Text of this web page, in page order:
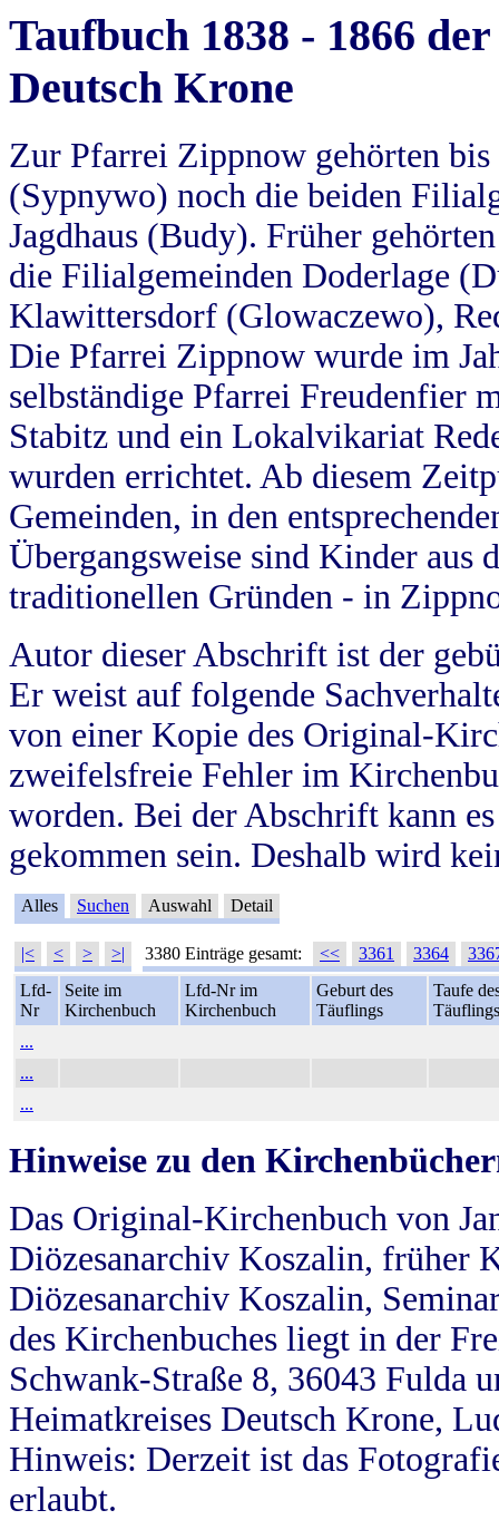
Taufbuch 1838 - 1866
Deutsch Krone
Zur Pfarrei Zippnow gehörten
(Sypnywo) noch die beiden
Jagdhaus (Budy). Früher
die Filialgemeinden Doderlage
Klawittersdorf (Glowaczewo),
Die Pfarrei Zippnow wurde im
selbständige Pfarrei Freudenfier
Stabitz und ein Lokalvikariat
wurden errichtet. Ab diesem
Gemeinden, in den
Übergangsweise sind Kinder aus
traditionellen Gründen - in
Autor dieser Abschrift ist der
Er weist auf folgende
von einer Kopie des Original-
zweifelsfreie Fehler im
worden. Bei der Abschrift kann
gekommen sein. Deshalb wird
Alles Suchen Auswahl Detail
|< < > >| 3380 Einträge gesamt: << 3361 3364
Lfd-
Nr
Seite im
Kirchenbuch
Lfd-Nr im
Kirchenbuch
Geburt des
Täuflings
Taufe
Täuflings
...
...
...
Hinweise zu den
Das Original-Kirchenbuch von
Diözesanarchiv Koszalin, früher
Diözesanarchiv Koszalin,
des Kirchenbuches liegt in der
Schwank-Straße 8, 36043 Fulda
Heimatkreises Deutsch Krone,
Hinweis: Derzeit ist das
erlaubt.